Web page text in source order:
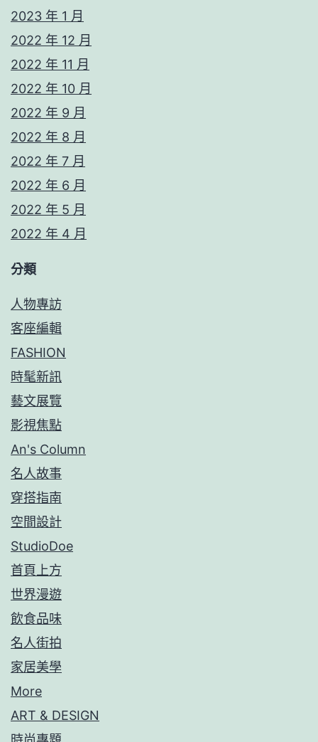
2023 年 1 月
2022 年 12 月
2022 年 11 月
2022 年 10 月
2022 年 9 月
2022 年 8 月
2022 年 7 月
2022 年 6 月
2022 年 5 月
2022 年 4 月
分類
人物專訪
客座編輯
FASHION
時髦新訊
藝文展覽
影視焦點
An's Column
名人故事
穿搭指南
空間設計
StudioDoe
首頁上方
世界漫遊
飲食品味
名人街拍
家居美學
More
ART & DESIGN